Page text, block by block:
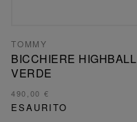
TOMMY
BICCHIERE HIGHBALL
VERDE
490,00 €
ESAURITO